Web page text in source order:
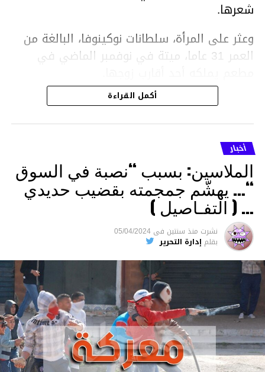
شعرها.
وعثر على المرأة، سلطانات نوكينوفا، البالغة من
العمر 31 عاما، ميتة في نوفمبر الماضي في
ووفقا لتقرير الطبيب الشرعي، توفيت نوكينوفا
متأثرة بصدمة في الدماغ، وكانت إحدى عظام
أنفها مكسورة وكانت هناك كدمات متعددة على
وجهها ورأسها وذراعيها ويديها.
ويواجه بيشيمباييف (43 عاما) اتهامات بالتعذيب
والقتل باستخدام العنف الشديد ويواجه عقوبة
السجن لمدة تصل إلى 20 عاما.
الأخبار
أكمل القراءة
أخبار
الملاسين: بسبب “نصبة في السوق
“… يهشّم جمجمته بقضيب حديدي
… ( التفـاصيل )
نشرت منذ سنتين فى 05/04/2024
بقلم إدارة التحرير